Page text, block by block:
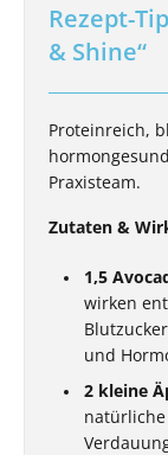
Rezept-
& Shine“
Proteinreich,
Praxisteam.
Zutaten &
1,5
wirken
und
2 kleine